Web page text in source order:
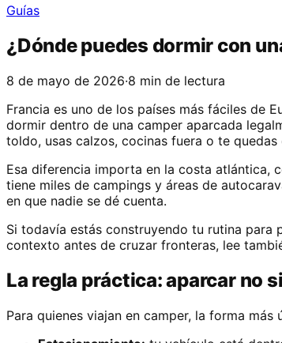
Guías
¿Dónde puedes dormir con
8 de mayo de 2026·8 min de lectura
Francia es uno de los países más fáciles de
dormir dentro de una camper aparcada
toldo, usas calzos, cocinas fuera o te
Esa diferencia importa en la costa atlántica,
tiene miles de campings y áreas de
en que nadie se dé cuenta.
Si todavía estás construyendo tu rutina para
contexto antes de cruzar fronteras, lee
La regla práctica: aparcar no
Para quienes viajan en camper, la forma